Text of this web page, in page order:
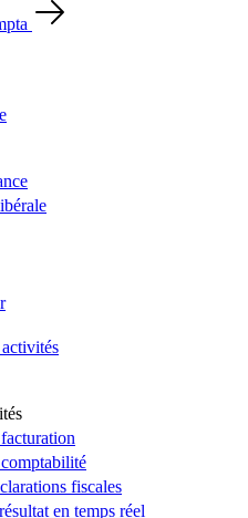
fiscales
en temps réel